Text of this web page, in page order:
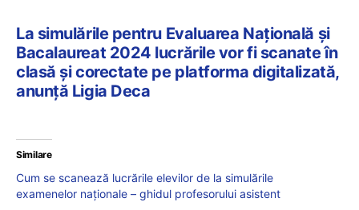
La simulările pentru Evaluarea Națională și
Bacalaureat 2024 lucrările vor fi scanate în
clasă și corectate pe platforma digitalizată,
anunță Ligia Deca
Similare
Cum se scanează lucrările elevilor de la simulările
examenelor naționale – ghidul profesorului asistent